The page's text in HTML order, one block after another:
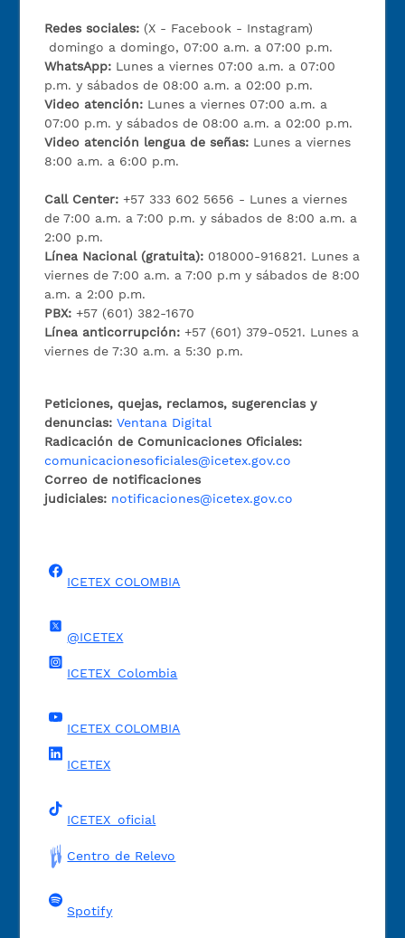
Redes sociales: (X - Facebook - Instagram)
domingo a domingo, 07:00 a.m. a 07:00 p.m.
WhatsApp: Lunes a viernes 07:00 a.m. a 07:00
p.m. y sábados de 08:00 a.m. a 02:00 p.m.
Video atención: Lunes a viernes 07:00 a.m. a
07:00 p.m. y sábados de 08:00 a.m. a 02:00 p.m.
Video atención lengua de señas: Lunes a viernes
8:00 a.m. a 6:00 p.m.
Call Center:+57 333 602 5656 - Lunes a viernes
de 7:00 a.m. a 7:00 p.m. y sábados de 8:00 a.m. a
2:00 p.m.
Línea Nacional (gratuita): 018000-916821. Lunes a
viernes de 7:00 a.m. a 7:00 p.m y sábados de 8:00
a.m. a 2:00 p.m.
PBX:+57 (601) 382-1670
Línea anticorrupción:+57 (601) 379-0521. Lunes a
viernes de 7:30 a.m. a 5:30 p.m.
Peticiones, quejas, reclamos, sugerencias y
denuncias: Ventana Digital
Radicación de Comunicaciones Oficiales:
comunicacionesoficiales@icetex.gov.co
Correo de notificaciones
judiciales: notificaciones@icetex.gov.co
ICETEX COLOMBIA
@ICETEX
ICETEX_Colombia
ICETEX COLOMBIA
ICETEX
ICETEX_oficial
Centro de Relevo
Spotify